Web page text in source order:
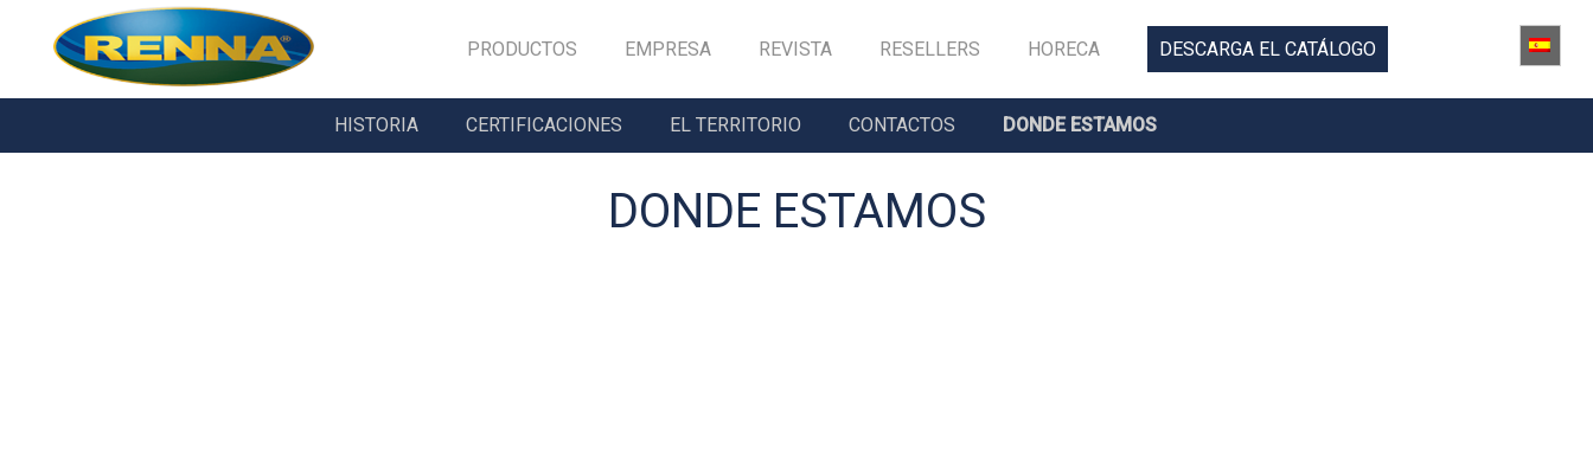
PRODUCTOS EMPRESA REVISTA RESELLERS HORECA DESCARGA EL CATÁLOGO
HISTORIA CERTIFICACIONES EL TERRITORIO CONTACTOS DONDE ESTAMOS
DONDE ESTAMOS